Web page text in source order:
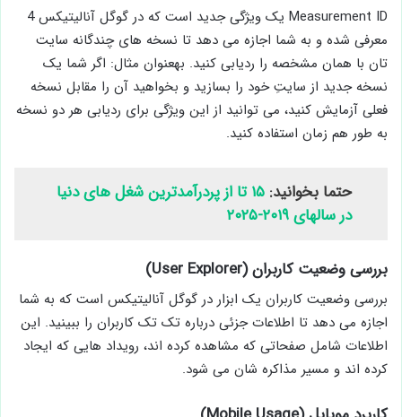
Measurement ID یک ویژگی جدید است که در گوگل آنالیتیکس 4
معرفی شده و به شما اجازه می ­دهد تا نسخه ­های چندگانه سایت
تان با همان مشخصه را ردیابی کنید. به­عنوان مثال: اگر شما یک
نسخه جدید از سایتِ خود را بسازید و بخواهید آن را مقابل نسخه
فعلی آزمایش کنید، می ­توانید از این ویژگی برای ردیابی هر دو نسخه
به طور هم زمان استفاده کنید.
حتما بخوانید:
۱۵ تا از پردرآمدترین شغل های دنیا
در سالهای ۲۰۱۹-۲۰۲۵
بررسی وضعیت کاربران (User Explorer)
بررسی وضعیت کاربران یک ابزار در گوگل آنالیتیکس است که به شما
اجازه می ­دهد تا اطلاعات جزئی درباره تک ­تک کاربران را ببینید. این
اطلاعات شامل صفحاتی که مشاهده کرده ­اند، رویداد هایی که ایجاد
کرده ­اند و مسیر مذاکره ­شان می ­شود.